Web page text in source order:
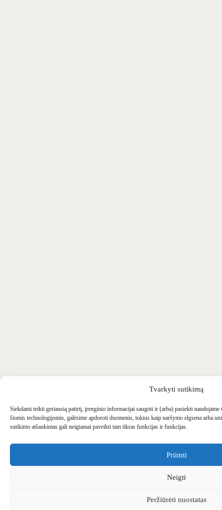
Tvarkyti sutikimą
Siekdami teikti geriausią patirtį, įrenginio informacijai saugoti ir (arba) pasiekti
šiomis technologijomis, galėsime apdoroti duomenis, tokius kaip naršymo elgsena arba
sutikimo atšaukimas gali neigiamai paveikti tam tikras funkcijas ir funkcijas.
Priimti
Neigti
Peržiūrėti nuostatas